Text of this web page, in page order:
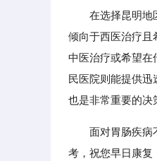
在选择昆明地
倾向于西医治疗且
中医治疗或希望在
民医院则能提供
也是非常重要的决
面对胃肠疾病
考，祝您早日康复